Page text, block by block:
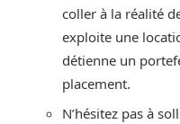
coller à la réalité
exploite une
détienne un
placement.
N’hésitez pas à